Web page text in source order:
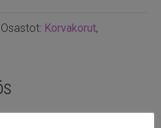
Osastot: Korvakorut,